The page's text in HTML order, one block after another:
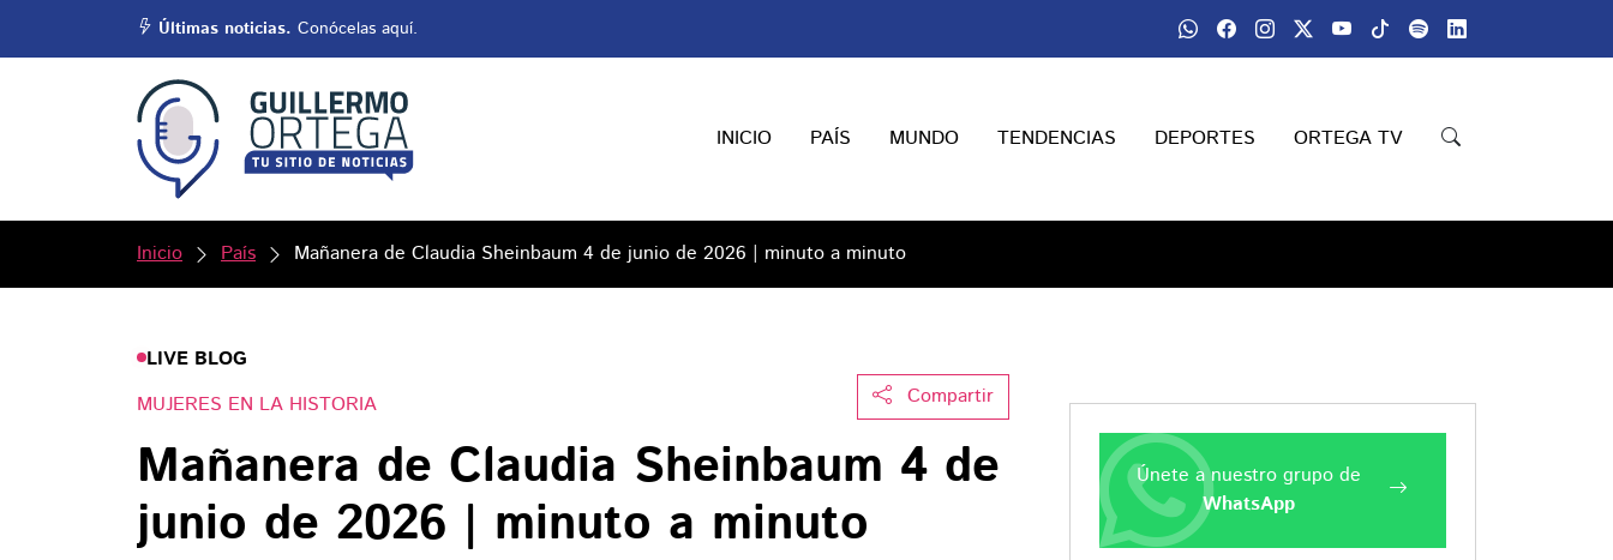
Últimas noticias. Conócelas aquí.
INICIO PAÍS MUNDO TENDENCIAS DEPORTES ORTEGA TV
Inicio País Mañanera de Claudia Sheinbaum 4 de junio de 2026 | minuto a minuto
LIVE BLOG
Compartir
MUJERES EN LA HISTORIA
Mañanera de Claudia Sheinbaum 4 de
junio de 2026 | minuto a minuto
Únete a nuestro grupo de
WhatsApp